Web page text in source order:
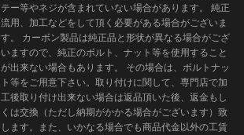
テー等やネジが含まれていない場合があります。 純正
流用、加工などをして頂く必要がある場合がございま
す。 カーボン製品は純正品と形状が異なる場合がござ
いますので、純正のボルト、ナット等を使用すること
が出来ない場合もあります。 その場合は、ボルトナッ
ト等をご用意下さい。取り付けに関して、専門店で加
工後取り付け出来ない場合は返品頂いた後、返金もし
くは交換（ただし納期がかかる場合がございます）致
します。また、いかなる場合でも商品代金以外の工賃